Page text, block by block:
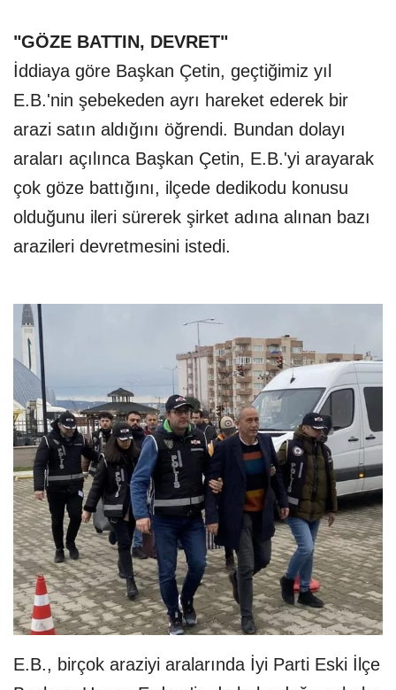
"GÖZE BATTIN, DEVRET"
İddiaya göre Başkan Çetin, geçtiğimiz yıl
E.B.'nin şebekeden ayrı hareket ederek bir
arazi satın aldığını öğrendi. Bundan dolayı
araları açılınca Başkan Çetin, E.B.'yi arayarak
çok göze battığını, ilçede dedikodu konusu
olduğunu ileri sürerek şirket adına alınan bazı
arazileri devretmesini istedi.
E.B., birçok araziyi aralarında İyi Parti Eski İlçe